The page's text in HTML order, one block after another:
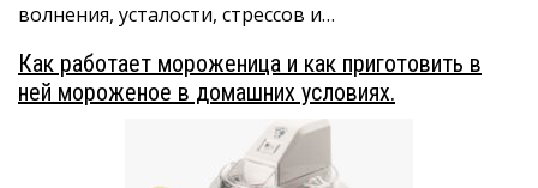
волнения, усталости, стрессов и…
Как работает мороженица и как приготовить в
ней мороженое в домашних условиях.